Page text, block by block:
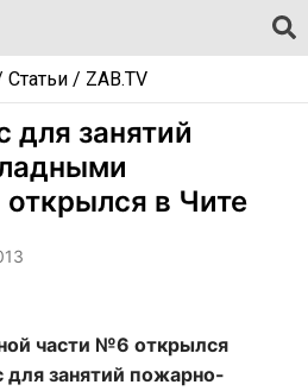
Статьи/ ZAB.TV
для занятий
в Чите
части №6 открылся
занятий пожарно-